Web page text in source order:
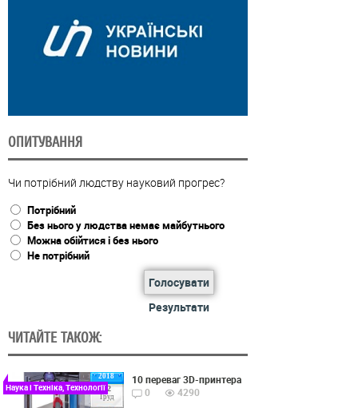
ОПИТУВАННЯ
Чи потрібний людству науковий прогрес?
Потрібний
Без нього у людства немає майбутнього
Можна обійтися і без нього
Не потрібний
Голосувати
Результати
ЧИТАЙТЕ ТАКОЖ:
2018
22
Груд
Наука і Техніка, Технології
10 переваг 3D-принтера
0
4290